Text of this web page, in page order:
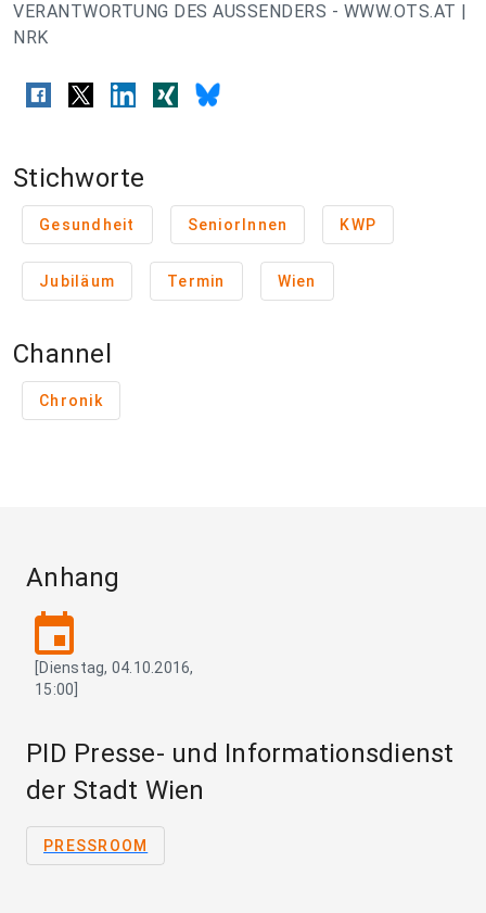
VERANTWORTUNG DES AUSSENDERS - WWW.OTS.AT |
NRK
Stichworte
Gesundheit SeniorInnen KWP
Jubiläum Termin Wien
Channel
Chronik
Anhang
event
[Dienstag, 04.10.2016,
15:00]
PID Presse- und Informationsdienst
der Stadt Wien
PRESSROOM